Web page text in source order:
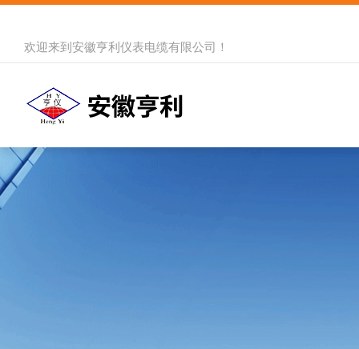
欢迎来到 安徽亨利仪表电缆有限公司 ！